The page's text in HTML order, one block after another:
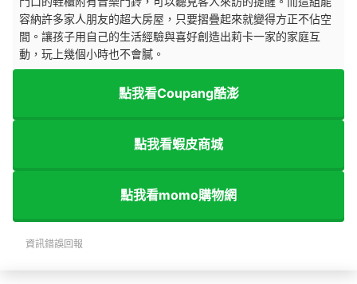
容納許多家人朋友的超大房屋，只要摺疊起來就變得方正不佔空
間。讓孩子用自己的生活經驗與喜好創造出莉卡一家的家庭互
動，玩上幾個小時也不會膩。
點我看Coupang酷澎
點我看蝦皮商城
點我看momo購物網
資訊錯誤回報